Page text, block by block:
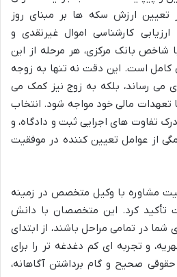
تعیین ارزش سکه ها بر مبنای روز
ارزیابی کارشناسی اموال غیرنقدی و
شاخص بانک مرکزی، هر مرحله از این
کامل است. این دقت نه تنها به زوجه
می رساند، بلکه به زوج نیز کمک می
تعهدات مالی خود مواجه شود. انتخاب
تفاوت های اجرایی ثبت و دادگاه، و
از عوامل تعیین کننده در موفقیت
مشاوره با وکیل متخصص در زمینه
تأکید کرد. این متخصصان با دانش
شما در تمامی مراحل باشند، از ابتدای
و تجربه ای کم دغدغه تر را برای
حقوقی صحیح و گام برداشتن آگاهانه،